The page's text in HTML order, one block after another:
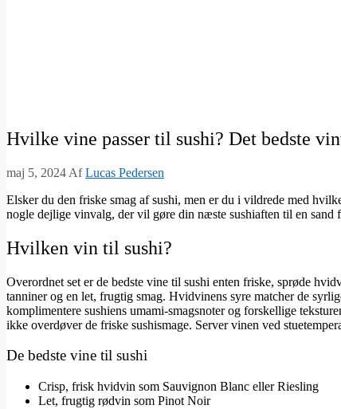
Hvilke vine passer til sushi? Det bedste
maj 5, 2024 AfLucas Pedersen
Elsker du den friske smag af sushi, men er du i vildrede med
nogle dejlige vinvalg, der vil gøre din næste sushiaften til en sand
Hvilken vin til sushi?
Overordnet set er de bedste vine til sushi enten friske, sprøde
tanniner og en let, frugtig smag. Hvidvinens syre matcher de
komplimentere sushiens umami-smagsnoter og forskellige
ikke overdøver de friske sushismage. Server vinen ved
De bedste vine til sushi
Crisp, frisk hvidvin som Sauvignon Blanc eller Riesling
Let, frugtig rødvin som Pinot Noir